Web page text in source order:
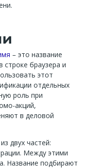
– это название
строке браузера и
этот
отдельных
роль при
акций,
в деловой
двух частей:
Между этими
Название подбирают